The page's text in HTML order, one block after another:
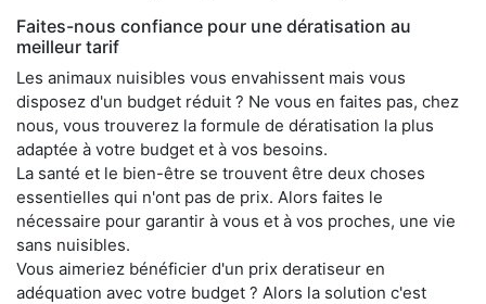
Faites-nous confiance pour une dératisation au
meilleur tarif
Les animaux nuisibles vous envahissent mais vous
disposez d'un budget réduit ? Ne vous en faites pas, chez
nous, vous trouverez la formule de dératisation la plus
adaptée à votre budget et à vos besoins.
La santé et le bien-être se trouvent être deux choses
essentielles qui n'ont pas de prix. Alors faites le
nécessaire pour garantir à vous et à vos proches, une vie
sans nuisibles.
Vous aimeriez bénéficier d'un prix deratiseur en
adéquation avec votre budget ? Alors la solution c'est